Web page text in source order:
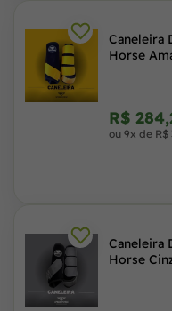
Caneleira
Horse
R$
ou 9x de R$
Caneleira
Horse